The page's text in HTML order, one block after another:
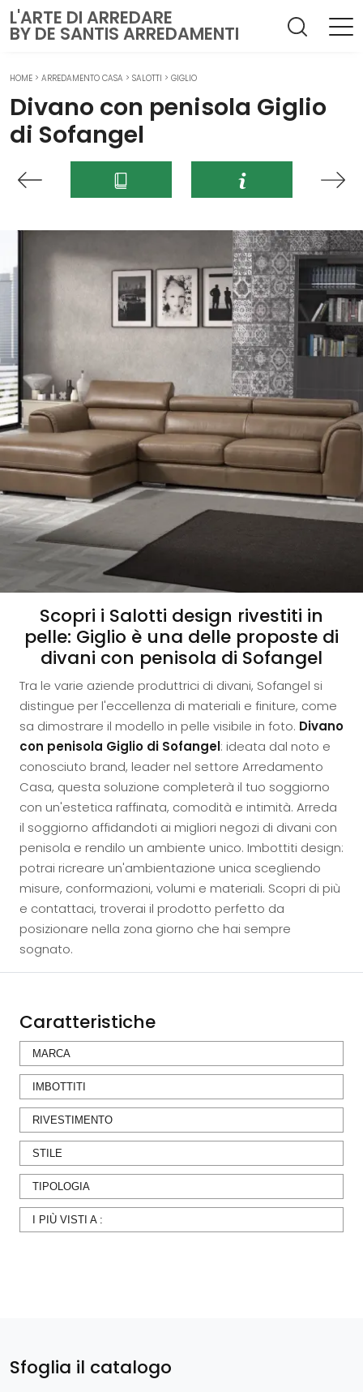
L'ARTE DI ARREDARE
BY DE SANTIS ARREDAMENTI
HOME > ARREDAMENTO CASA > SALOTTI > GIGLIO
Divano con penisola Giglio
di Sofangel
Scopri i Salotti design rivestiti in
pelle: Giglio è una delle proposte di
divani con penisola di Sofangel
Tra le varie aziende produttrici di divani, Sofangel si
distingue per l'eccellenza di materiali e finiture, come
sa dimostrare il modello in pelle visibile in foto. Divano
con penisola Giglio di Sofangel: ideata dal noto e
conosciuto brand, leader nel settore Arredamento
Casa, questa soluzione completerà il tuo soggiorno
con un'estetica raffinata, comodità e intimità. Arreda
il soggiorno affidandoti ai migliori negozi di divani con
penisola e rendilo un ambiente unico. Imbottiti design:
potrai ricreare un'ambientazione unica scegliendo
misure, conformazioni, volumi e materiali. Scopri di più
e contattaci, troverai il prodotto perfetto da
posizionare nella zona giorno che hai sempre
sognato.
Caratteristiche
MARCA
IMBOTTITI
RIVESTIMENTO
STILE
TIPOLOGIA
I PIÙ VISTI A :
Sfoglia il catalogo